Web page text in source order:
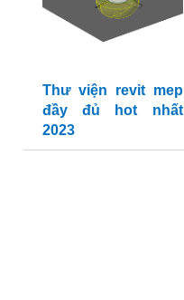
Thư viện revit mep
đầy đủ hot nhất
2023